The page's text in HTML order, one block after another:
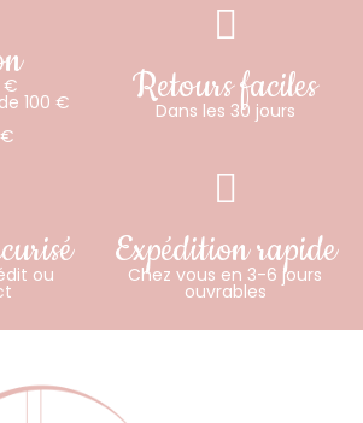
€
100 €
Retours faciles
Dans les 30 jours
ou
Expédition rapide
Chez vous en 3-6 jours
ouvrables